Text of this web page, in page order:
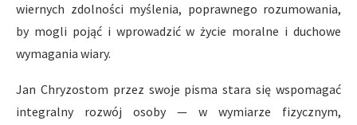
wiernych zdolności myślenia, poprawnego rozumowania,
by mogli pojąć i wprowadzić w życie moralne i duchowe
wymagania wiary.
Jan Chryzostom przez swoje pisma stara się wspomagać
integralny rozwój osoby — w wymiarze fizycznym,